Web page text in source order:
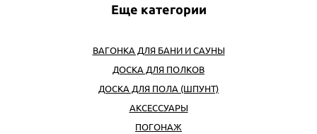
Еще категории
ВАГОНКА ДЛЯ БАНИ И САУНЫ
ДОСКА ДЛЯ ПОЛКОВ
ДОСКА ДЛЯ ПОЛА (ШПУНТ)
АКСЕССУАРЫ
ПОГОНАЖ